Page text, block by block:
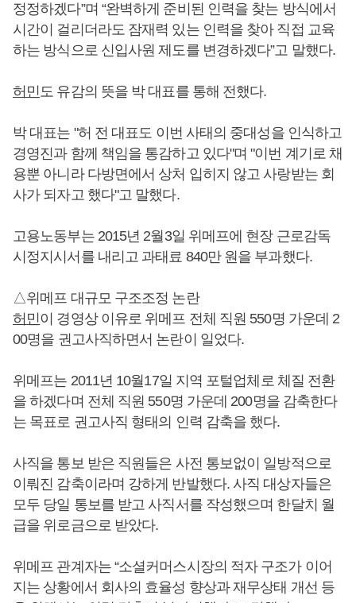
정정하겠다”며 “완벽하게 준비된 인력을 찾는 방식에서
시간이 걸리더라도 잠재력 있는 인력을 찾아 직접 교육
하는 방식으로 신입사원 제도를 변경하겠다”고 말했다.
허민도 유감의 뜻을 박 대표를 통해 전했다.
박 대표는 "허 전 대표도 이번 사태의 중대성을 인식하고
경영진과 함께 책임을 통감하고 있다"며 "이번 계기로 채
용뿐 아니라 다방면에서 상처 입히지 않고 사랑받는 회
사가 되자고 했다"고 말했다.
고용노동부는 2015년 2월3일 위메프에 현장 근로감독
시정지시서를 내리고 과태료 840만 원을 부과했다.
△위메프 대규모 구조조정 논란
허민이 경영상 이유로 위메프 전체 직원 550명 가운데 2
00명을 권고사직하면서 논란이 일었다.
위메프는 2011년 10월17일 지역 포털업체로 체질 전환
을 하겠다며 전체 직원 550명 가운데 200명을 감축한다
는 목표로 권고사직 형태의 인력 감축을 했다.
사직을 통보 받은 직원들은 사전 통보없이 일방적으로
이뤄진 감축이라며 강하게 반발했다. 사직 대상자들은
모두 당일 통보를 받고 사직서를 작성했으며 한달치 월
급을 위로금으로 받았다.
위메프 관계자는 “소셜커머스시장의 적자 구조가 이어
지는 상황에서 회사의 효율성 향상과 재무상태 개선 등